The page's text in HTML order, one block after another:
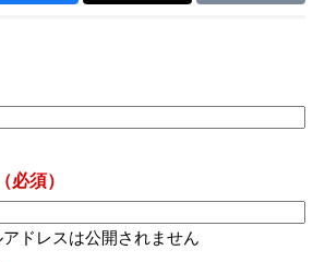
（必須）
ドレスは公開されません